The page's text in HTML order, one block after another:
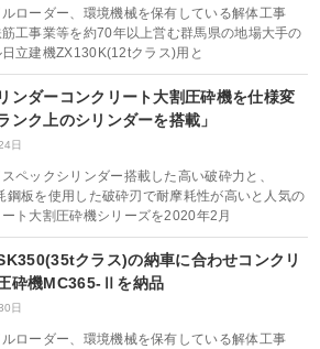
ローダー、環境機械を保有している解体工事
工事業等を約70年以上営む群馬県の地場大手の
立建機ZX130K(12tクラス)用と
ンダーコンクリート大割圧砕機を仕様変
ンク上のシリンダーを搭載」
日
ペックシリンダー搭載した高い破砕力と、
鋼板を使用した破砕刃で耐摩耗性が高いと人気の
ト大割圧砕機シリーズを2020年2月
クラス)の納車に合わせコンクリ
砕機MC365-Ⅱを納品
日
ローダー、環境機械を保有している解体工事